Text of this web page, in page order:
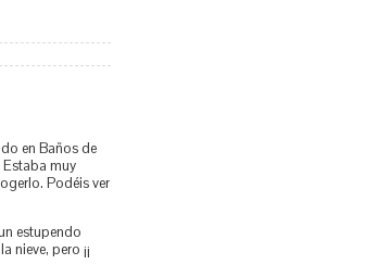
en Baños de
muy
Podéis ver
estupendo
nieve, pero ¡¡